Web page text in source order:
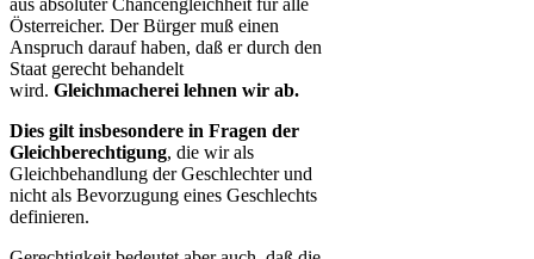
Österreicher. Der Bürger muß einen
Anspruch darauf haben, daß er durch den
Staat gerecht behandelt
wird. Gleichmacherei lehnen wir ab.
Dies gilt insbesondere in Fragen der
Gleichberechtigung​, die wir als
Gleichbehandlung der Geschlechter und
nicht als Bevorzugung eines Geschlechts
definieren.